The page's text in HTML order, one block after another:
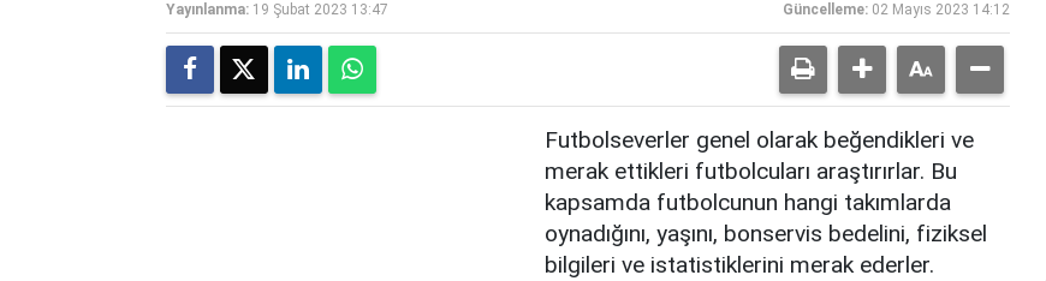
Yayınlanma: 19 Şubat 2023 13:47 Güncelleme: 02 Mayıs 2023 14:12
Futbolseverler genel olarak beğendikleri ve
merak ettikleri futbolcuları araştırırlar. Bu
kapsamda futbolcunun hangi takımlarda
oynadığını, yaşını, bonservis bedelini, fiziksel
bilgileri ve istatistiklerini merak ederler.